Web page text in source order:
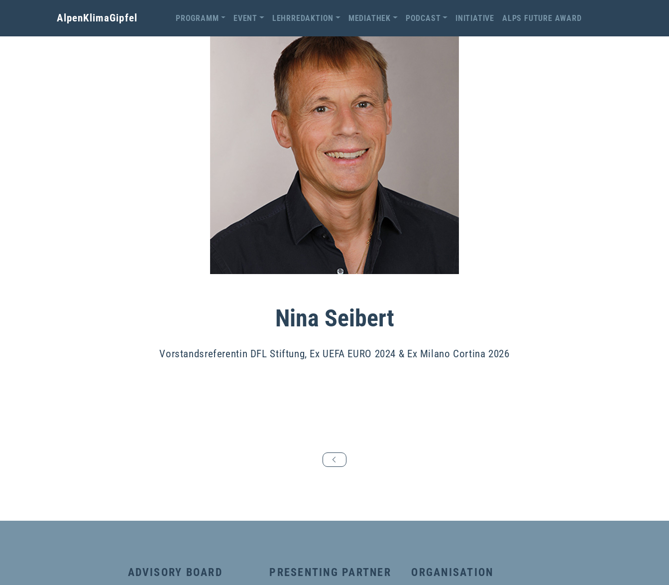
AlpenKlimaGipfel PROGRAMM EVENT LEHRREDAKTION MEDIATHEK PODCAST INITIATIVE ALPS FUTURE AWARD
Nina Seibert
Vorstandsreferentin DFL Stiftung, Ex UEFA EURO 2024 & Ex Milano Cortina 2026
ADVISORY BOARD PRESENTING PARTNER ORGANISATION